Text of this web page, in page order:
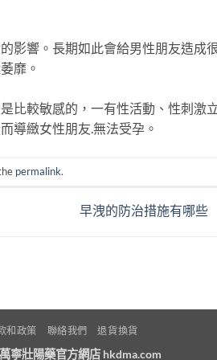
響。長期如此會給男性朋友造成
靡。
較敏感的，一有性活動、性刺激
導緻女性朋友 無法受孕。
permalink.
早洩的防治措施有哪些
和政策 聯絡我們 退貨換貨
萬寧壯陽藥官方網店 hkdma.com